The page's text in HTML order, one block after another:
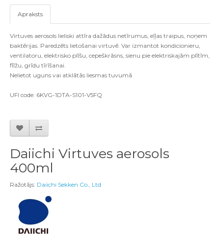
Apraksts
Virtuves aerosols lieliski attīra dažādus netīrumus, eļļas traipus, noņem
baktērijas. Paredzēts lietošanai virtuvē. Var izmantot kondicionieru,
ventilatoru, elektrisko plīšu, cepeškrāsns, sienu pie elektriskajām plītīm,
flīžu, grīdu tīrīšanai.
Nelietot uguns vai atklātās liesmas tuvumā
UFI code: 6KVG-1DTA-S101-V5FQ
Daiichi Virtuves aerosols
400ml
Ražotājs: Daiichi Sekken Co., Ltd